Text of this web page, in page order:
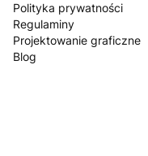
Polityka prywatności
Regulaminy
Projektowanie graficzne
Blog